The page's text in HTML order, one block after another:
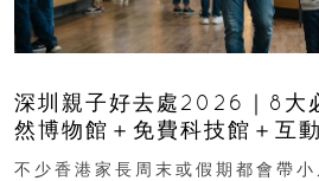
深圳親子好去處2026｜8大
然博物館＋免費科技館＋互
齡、交通、門票、開放時間
不少香港家長周末或假期都會帶